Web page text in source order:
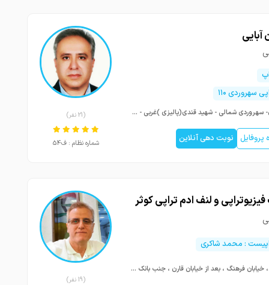
سهروردی ۱۱۰
تهران- سهروردی شمالی - شهید قندی(پالیزی )غربی - کوچه سوم - پلاک 2 - طبقه همکف
نوبت دهی آنلاین
(21 نفر)
شماره نظام : ف54
و لنف ادم تراپی کوثر
: محمد شاکری
ساری، خیابان فرهنگ ، بعد از خیابان قارن ، جنب بانک سامان ، مجتمع ایده ، طبقه6 ، واحد38
(19 نفر)